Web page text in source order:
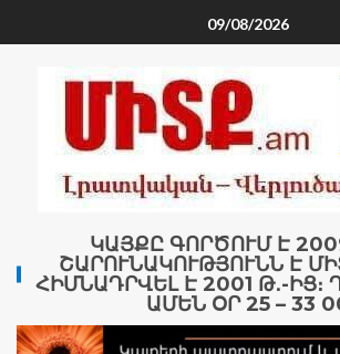
09/08/2026
ԿԱՅՔԸ ԳՈՐԾՈՒՄ Է
ՇԱՐՈՒՆԱԿՈՒԹՅՈՒՆՆ Է
ՀԻՄՆԱԴՐՎԵԼ Է 2001 Թ․-ԻՑ։
ԱՄԵՆ ՕՐ 25 – 33